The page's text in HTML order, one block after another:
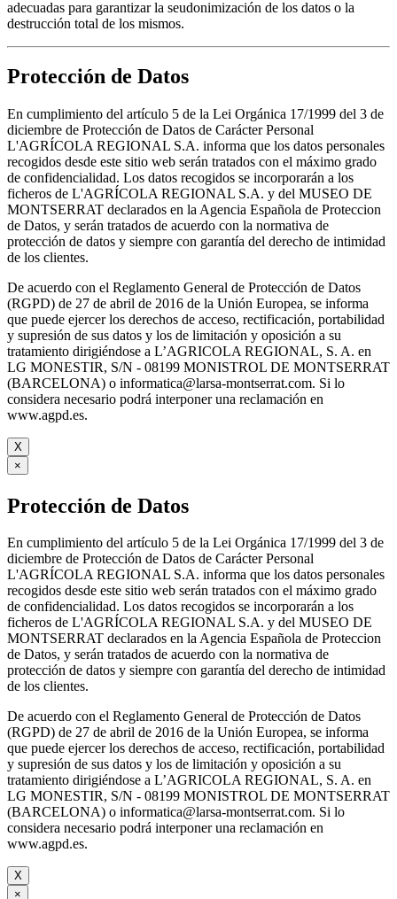
adecuadas para garantizar la seudonimización de los datos o la
destrucción total de los mismos.
Protección de Datos
En cumplimiento del artículo 5 de la Lei Orgánica 17/1999 del 3 de
diciembre de Protección de Datos de Carácter Personal
L'AGRÍCOLA REGIONAL S.A. informa que los datos personales
recogidos desde este sitio web serán tratados con el máximo grado
de confidencialidad. Los datos recogidos se incorporarán a los
ficheros de L'AGRÍCOLA REGIONAL S.A. y del MUSEO DE
MONTSERRAT declarados en la Agencia Española de Proteccion
de Datos, y serán tratados de acuerdo con la normativa de
protección de datos y siempre con garantía del derecho de intimidad
de los clientes.
De acuerdo con el Reglamento General de Protección de Datos
(RGPD) de 27 de abril de 2016 de la Unión Europea, se informa
que puede ejercer los derechos de acceso, rectificación, portabilidad
y supresión de sus datos y los de limitación y oposición a su
tratamiento dirigiéndose a L’AGRICOLA REGIONAL, S. A. en
LG MONESTIR, S/N - 08199 MONISTROL DE MONTSERRAT
(BARCELONA) o informatica@larsa-montserrat.com. Si lo
considera necesario podrá interponer una reclamación en
www.agpd.es.
X
×
Protección de Datos
En cumplimiento del artículo 5 de la Lei Orgánica 17/1999 del 3 de
diciembre de Protección de Datos de Carácter Personal
L'AGRÍCOLA REGIONAL S.A. informa que los datos personales
recogidos desde este sitio web serán tratados con el máximo grado
de confidencialidad. Los datos recogidos se incorporarán a los
ficheros de L'AGRÍCOLA REGIONAL S.A. y del MUSEO DE
MONTSERRAT declarados en la Agencia Española de Proteccion
de Datos, y serán tratados de acuerdo con la normativa de
protección de datos y siempre con garantía del derecho de intimidad
de los clientes.
De acuerdo con el Reglamento General de Protección de Datos
(RGPD) de 27 de abril de 2016 de la Unión Europea, se informa
que puede ejercer los derechos de acceso, rectificación, portabilidad
y supresión de sus datos y los de limitación y oposición a su
tratamiento dirigiéndose a L’AGRICOLA REGIONAL, S. A. en
LG MONESTIR, S/N - 08199 MONISTROL DE MONTSERRAT
(BARCELONA) o informatica@larsa-montserrat.com. Si lo
considera necesario podrá interponer una reclamación en
www.agpd.es.
X
×